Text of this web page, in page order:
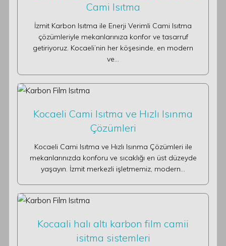
Cami Isıtma
İzmit Karbon Isıtma ile Enerji Verimli Cami Isıtma
çözümleriyle mekanlarınıza konfor ve tasarruf
getiriyoruz. Kocaeli’nin her köşesinde, en modern
ve…
Kocaeli Cami Isıtma ve Hızlı Isınma
Çözümleri
Kocaeli Cami Isıtma ve Hızlı Isınma Çözümleri ile
mekanlarınızda konforu ve sıcaklığı en üst düzeyde
yaşayın. İzmit merkezli işletmemiz, modern…
Kocaali halı altı karbon film camii
isitma sistemleri